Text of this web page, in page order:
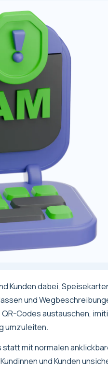
Kunden dabei,
und
Codes austauschen,
umzuleiten.
mit normalen
und Kunden